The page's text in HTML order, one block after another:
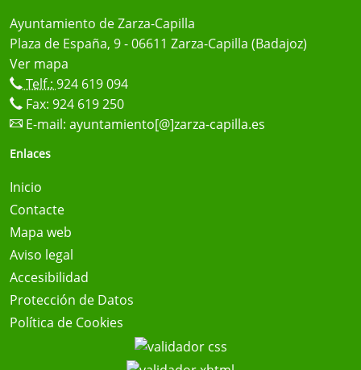
Ayuntamiento de Zarza-Capilla
Plaza de España, 9 - 06611 Zarza-Capilla (Badajoz)
Ver mapa
Telf.: 924 619 094
Fax: 924 619 250
E-mail: ayuntamiento[@]zarza-capilla.es
Enlaces
Inicio
Contacte
Mapa web
Aviso legal
Accesibilidad
Protección de Datos
Política de Cookies